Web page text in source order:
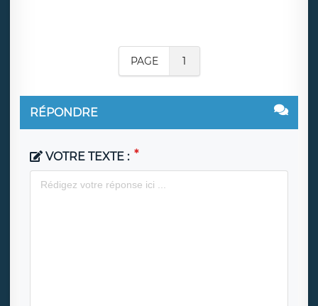
PAGE 1
RÉPONDRE
VOTRE TEXTE :